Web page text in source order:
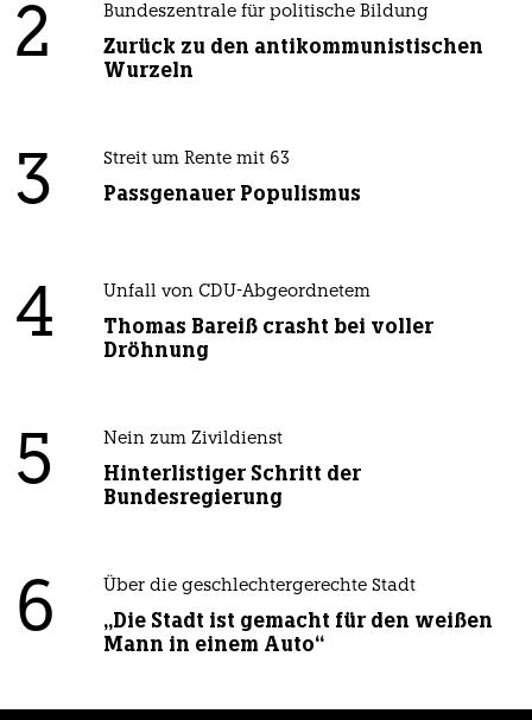
2 Bundeszentrale für politische Bildung
Zurück zu den antikommunistischen
Wurzeln
3 Streit um Rente mit 63
Passgenauer Populismus
4 Unfall von CDU-Abgeordnetem
Thomas Bareiß crasht bei voller
Dröhnung
5 Nein zum Zivildienst
Hinterlistiger Schritt der
Bundesregierung
6 Über die geschlechtergerechte Stadt
„Die Stadt ist gemacht für den weißen
Mann in einem Auto“